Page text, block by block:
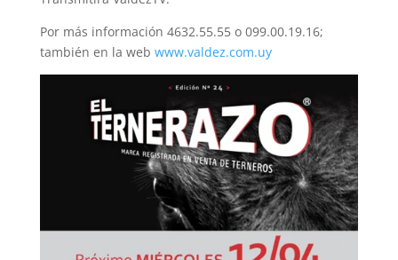
Por más información 4632.55.55 o 099.00.19.16;
también en la web www.valdez.com.uy